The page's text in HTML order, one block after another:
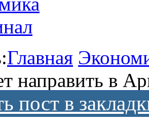
Главная
направить в
пост в